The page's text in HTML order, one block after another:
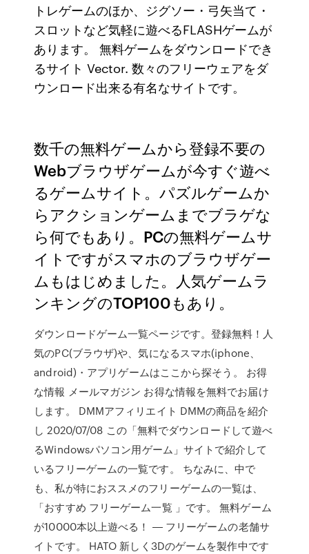
トレゲームのほか、ジグソー・弓矢当て・
スロットなど気軽に遊べるFLASHゲームが
あります。 無料ゲームをダウンロードでき
るサイト Vector. 数々のフリーウェアをダ
ウンロード出来る有名なサイトです。
数千の無料ゲームから登録不要の
Webブラウザゲームが今すぐ遊べ
るゲームサイト。パズルゲームか
らアクションゲームまでブラゲな
ら何でもあり。PCの無料ゲームサ
イトですがスマホのブラウザゲー
ムもはじめました。人気ゲームラ
ンキングのTOP100もあり。
ダウンロードゲーム一覧ページです。登録無料！人
気のPC(ブラウザ)や、気になるスマホ(iphone、
android)・アプリゲームはここから探そう。 お得
な情報 メールマガジン お得な情報を無料でお届け
します。 DMMアフィリエイト DMMの商品を紹介
し 2020/07/08 この「無料でダウンロードして遊べ
るWindowsパソコン用ゲーム」サイトで紹介して
いるフリーゲームの一覧です。 ちなみに、中で
も、私が特におススメのフリーゲームの一覧は、
「おすすめ フリーゲーム一覧 」です。 無料ゲーム
が10000本以上遊べる！ ― フリーゲームの老舗サ
イトです。 HATO 新しく3Dのゲームを製作中です